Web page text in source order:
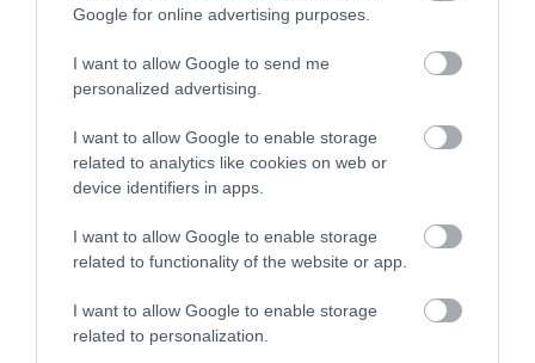
Google for online advertising purposes.
I want to allow Google to send me
personalized advertising.
I want to allow Google to enable storage
related to analytics like cookies on web or
device identifiers in apps.
I want to allow Google to enable storage
related to functionality of the website or app.
I want to allow Google to enable storage
related to personalization.
lévő tárolóedényekben, ezért mindenképpen
címkézz fel és dátumozz mindent, amit tárolsz,
hogy tudd, meddig használhatod fel őket, és hogy
tudd, mikor van itt az ideje, hogy kidobáld őket.
Amikor valami újat teszel be, azt lehetőség szerint
mögé vagy alá. Így a legrégebbi tételeket fogod
először felhasználni. Ha van elég hely, használj
hogy könnyebben megtaláld a tételeket.